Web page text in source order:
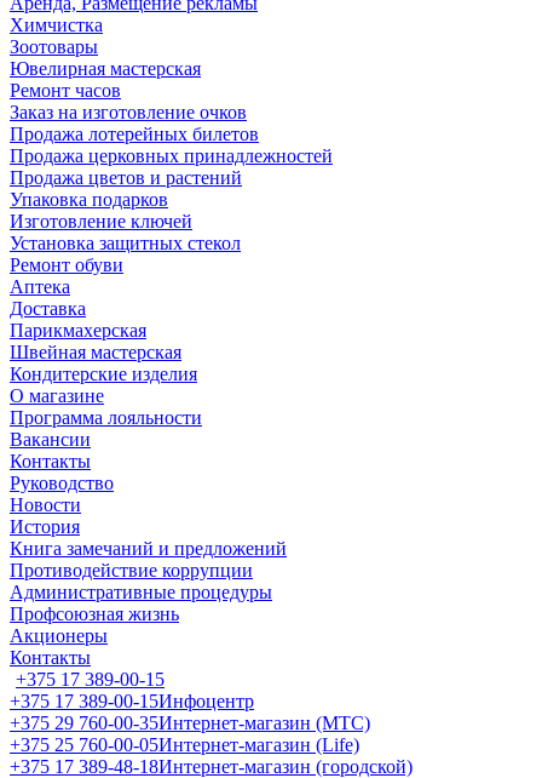
Химчистка
Зоотовары
Ювелирная мастерская
Ремонт часов
Заказ на изготовление очков
Продажа лотерейных билетов
Продажа церковных принадлежностей
Продажа цветов и растений
Упаковка подарков
Изготовление ключей
Установка защитных стекол
Ремонт обуви
Аптека
Доставка
Парикмахерская
Швейная мастерская
Кондитерские изделия
О магазине
Программа лояльности
Вакансии
Контакты
Руководство
Новости
История
Книга замечаний и предложений
Противодействие коррупции
Административные процедуры
Профсоюзная жизнь
Акционеры
Контакты
+375 17 389-00-15
+375 17 389-00-15Инфоцентр
+375 29 760-00-35Интернет-магазин (МТС)
+375 25 760-00-05Интернет-магазин (Life)
+375 17 389-48-18Интернет-магазин (городской)